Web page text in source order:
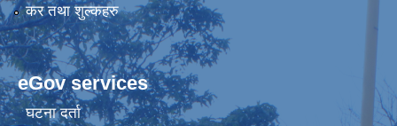
कर तथा शुल्कहरु
eGov services
घटना दर्ता